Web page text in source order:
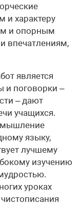
и характеру
и опорным
впечатлениям,
является
и поговорки –
– дают
учащихся.
мышление
языку,
лучшему
изучению
уроках